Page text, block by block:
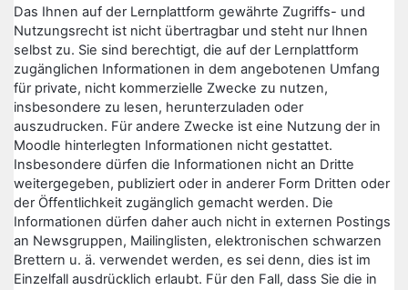
Das Ihnen auf der Lernplattform gewährte Zugriffs- und
Nutzungsrecht ist nicht übertragbar und steht nur Ihnen
selbst zu. Sie sind berechtigt, die auf der Lernplattform
zugänglichen Informationen in dem angebotenen Umfang
für private, nicht kommerzielle Zwecke zu nutzen,
insbesondere zu lesen, herunterzuladen oder
auszudrucken. Für andere Zwecke ist eine Nutzung der in
Moodle hinterlegten Informationen nicht gestattet.
Insbesondere dürfen die Informationen nicht an Dritte
weitergegeben, publiziert oder in anderer Form Dritten oder
der Öffentlichkeit zugänglich gemacht werden. Die
Informationen dürfen daher auch nicht in externen Postings
an Newsgruppen, Mailinglisten, elektronischen schwarzen
Brettern u. ä. verwendet werden, es sei denn, dies ist im
Einzelfall ausdrücklich erlaubt. Für den Fall, dass Sie die in